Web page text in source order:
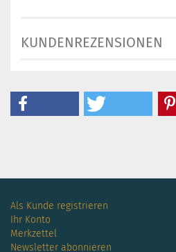
KUNDENREZENSIONEN
Als Kunde registrieren
Ihr Konto
Merkzettel
Newsletter abonnieren